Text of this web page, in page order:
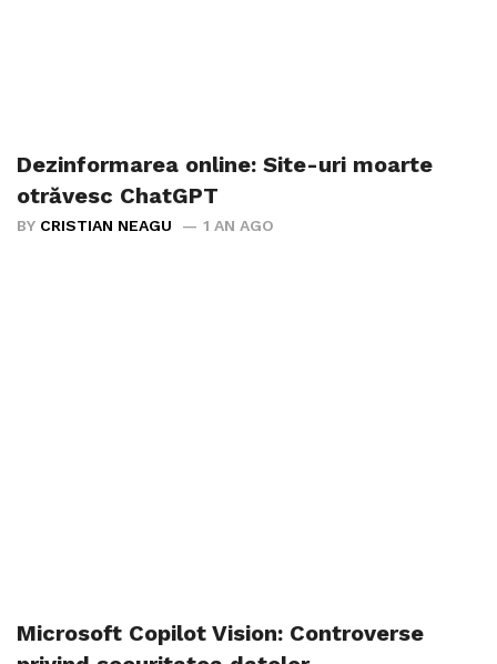
Dezinformarea online: Site-uri moarte
otrăvesc ChatGPT
BY CRISTIAN NEAGU 1 AN AGO
Microsoft Copilot Vision: Controverse